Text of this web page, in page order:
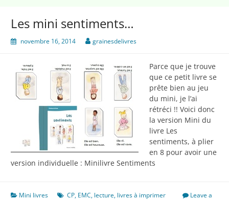
Les mini sentiments…
novembre 16, 2014 grainesdelivres
Parce que je trouve
que ce petit livre se
prête bien au jeu
du mini, je l’ai
rétréci !! Voici donc
la version Mini du
livre Les
sentiments, à plier
en 8 pour avoir une
version individuelle : Minilivre Sentiments
Mini livres CP, EMC, lecture, livres à imprimer
Leave a